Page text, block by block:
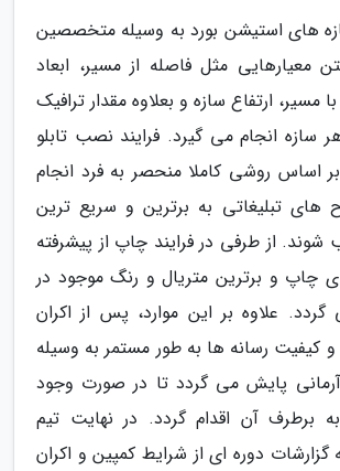
های استیشن بورد به وسیله متخصصین
معیارهایی مثل فاصله از مسیر، ابعاد
مسیر، ارتفاع سازه و بعلاوه مقدار ترافیک
سازه انجام می گیرد. فرایند نصب تابلو
اساس روشی کاملا منحصر به فرد انجام
های تبلیغاتی به برترین و سریع ترین
از طرفی در فرایند چاپ از پیشرفته
چاپ و برترین متریال و رنگ موجود در
گردد. علاوه بر این موارد، پس از اکران
کیفیت رسانه ها به طور مستمر به وسیله
آرمانی پایش می گردد تا در صورت وجود
برطرف آن اقدام گردد. در نهایت تیم
گزارشات دوره ای از شرایط کمپین و اکران